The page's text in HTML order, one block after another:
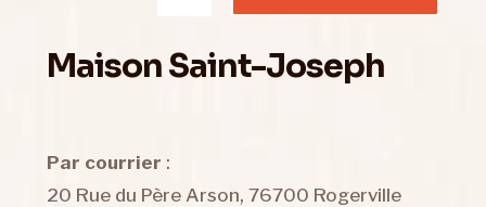
Maison Saint-Joseph
Par courrier :
20 Rue du Père Arson, 76700 Rogerville